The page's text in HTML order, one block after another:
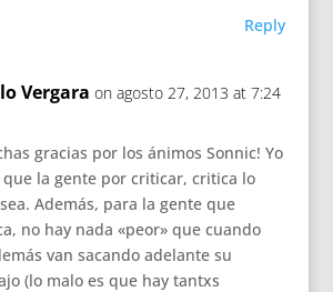
Reply
Vergara on agosto 27, 2013 at 7:24
gracias por los ánimos Sonnic! Yo
que la gente por criticar, critica lo
Además, para la gente que
no hay nada «peor» que cuando
van sacando adelante su
(lo malo es que hay tantxs